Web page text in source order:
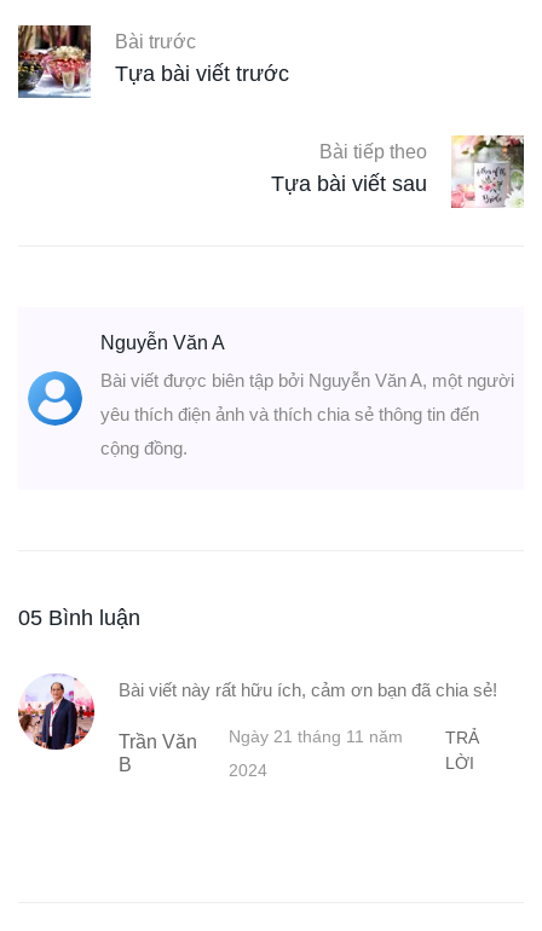
Bài trước
Tựa bài viết trước
Bài tiếp theo
Tựa bài viết sau
Nguyễn Văn A
Bài viết được biên tập bởi Nguyễn Văn A, một người
yêu thích điện ảnh và thích chia sẻ thông tin đến
cộng đồng.
05 Bình luận
Bài viết này rất hữu ích, cảm ơn bạn đã chia sẻ!
Trần Văn
B
Ngày 21 tháng 11 năm
2024
TRẢ
LỜI